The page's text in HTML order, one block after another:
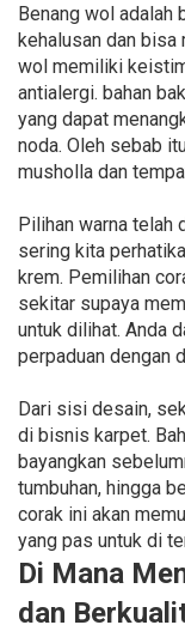
Benang wol adalah
kehalusan dan bisa
wol memiliki
antialergi. bahan
yang dapat
noda. Oleh sebab
musholla dan
Pilihan warna telah
sering kita
krem. Pemilihan
sekitar supaya
untuk dilihat. Anda
perpaduan dengan
Dari sisi desain,
di bisnis karpet.
bayangkan
tumbuhan, hingga
corak ini akan
yang pas untuk di
Di Mana
dan